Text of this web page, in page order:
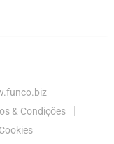
& Condições